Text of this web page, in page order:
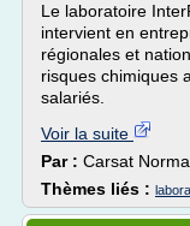
Le laboratoire
intervient en
régionales et
risques chimiques
salariés.
Voir la suite
Par : Carsat
Thèmes liés :